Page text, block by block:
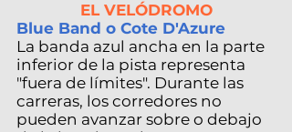
EL VELÓDROMO
Blue Band o Cote D'Azure
La banda azul ancha en la parte
inferior de la pista representa
"fuera de límites". Durante las
carreras, los corredores no
pueden avanzar sobre o debajo